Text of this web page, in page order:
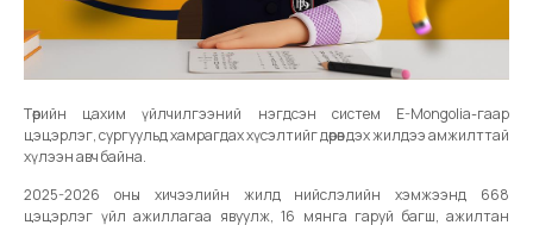
Төрийн цахим үйлчилгээний нэгдсэн систем E-Mongolia-гаар
цэцэрлэг, сургуульд хамрагдах хүсэлтийг дөрөв дэх жилдээ амжилттай
хүлээн авч байна.
2025-2026 оны хичээлийн жилд нийслэлийн хэмжээнд 668
цэцэрлэг үйл ажиллагаа явуулж, 16 мянга гаруй багш, ажилтан